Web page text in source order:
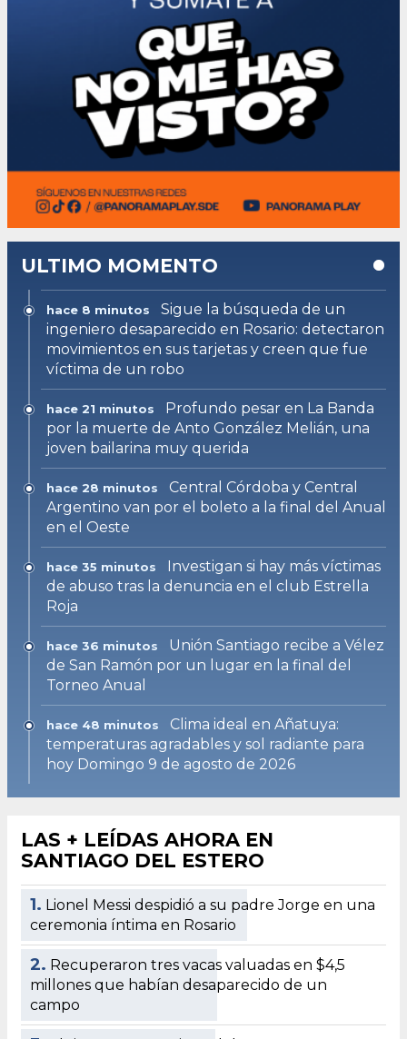
ULTIMO MOMENTO
hace 8 minutos
Sigue la búsqueda de un
ingeniero desaparecido en Rosario: detectaron
movimientos en sus tarjetas y creen que fue
víctima de un robo
hace 21 minutos
Profundo pesar en La Banda
por la muerte de Anto González Melián, una
joven bailarina muy querida
hace 28 minutos
Central Córdoba y Central
Argentino van por el boleto a la final del Anual
en el Oeste
hace 35 minutos
Investigan si hay más víctimas
de abuso tras la denuncia en el club Estrella
Roja
hace 36 minutos
Unión Santiago recibe a Vélez
de San Ramón por un lugar en la final del
Torneo Anual
hace 48 minutos
Clima ideal en Añatuya:
temperaturas agradables y sol radiante para
hoy Domingo 9 de agosto de 2026
LAS + LEÍDAS AHORA EN
SANTIAGO DEL ESTERO
1. Lionel Messi despidió a su padre Jorge en una
ceremonia íntima en Rosario
2. Recuperaron tres vacas valuadas en $4,5
millones que habían desaparecido de un
campo